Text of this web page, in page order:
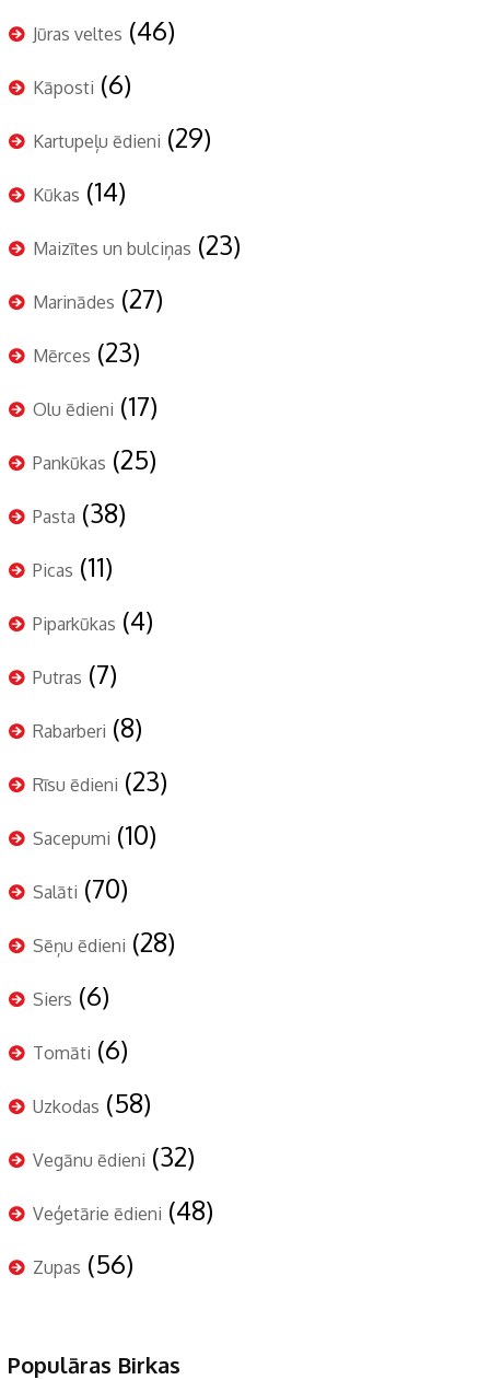
Jūras veltes (46)
Kāposti (6)
Kartupeļu ēdieni (29)
Kūkas (14)
Maizītes un bulciņas (23)
Marinādes (27)
Mērces (23)
Olu ēdieni (17)
Pankūkas (25)
Pasta (38)
Picas (11)
Piparkūkas (4)
Putras (7)
Rabarberi (8)
Rīsu ēdieni (23)
Sacepumi (10)
Salāti (70)
Sēņu ēdieni (28)
Siers (6)
Tomāti (6)
Uzkodas (58)
Vegānu ēdieni (32)
Veģetārie ēdieni (48)
Zupas (56)
Populāras Birkas